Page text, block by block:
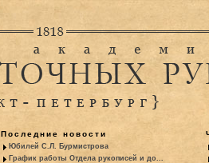
Последние новости
Юбилей С.Л. Бурмистрова
График работы Отдела рукописей и до...